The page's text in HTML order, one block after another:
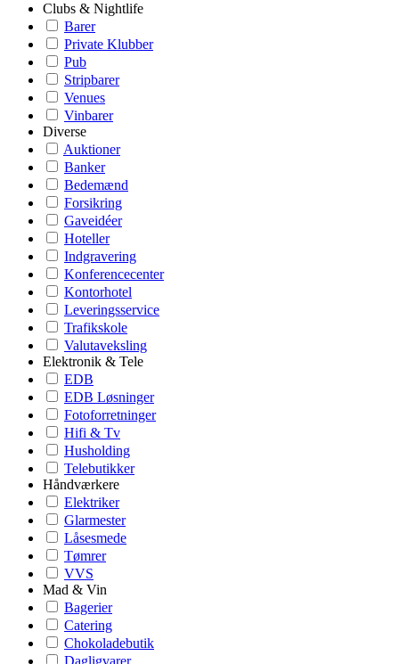
Clubs & Nightlife
Barer
Private Klubber
Pub
Stripbarer
Venues
Vinbarer
Diverse
Auktioner
Banker
Bedemænd
Forsikring
Gaveidéer
Hoteller
Indgravering
Konferencecenter
Kontorhotel
Leveringsservice
Trafikskole
Valutaveksling
Elektronik & Tele
EDB
EDB Løsninger
Fotoforretninger
Hifi & Tv
Husholding
Telebutikker
Håndværkere
Elektriker
Glarmester
Låsesmede
Tømrer
VVS
Mad & Vin
Bagerier
Catering
Chokoladebutik
Dagligvarer